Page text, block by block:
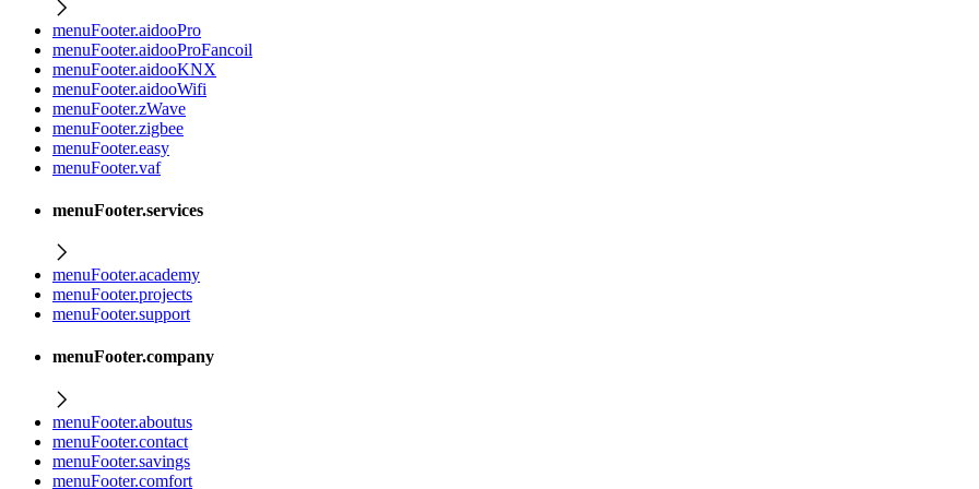
menuFooter.aidooPro
menuFooter.aidooProFancoil
menuFooter.aidooKNX
menuFooter.aidooWifi
menuFooter.zWave
menuFooter.zigbee
menuFooter.easy
menuFooter.vaf
menuFooter.services
menuFooter.academy
menuFooter.projects
menuFooter.support
menuFooter.company
menuFooter.aboutus
menuFooter.contact
menuFooter.savings
menuFooter.comfort